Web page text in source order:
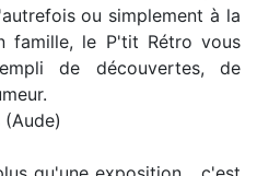
ou simplement à la
famille, le P'tit Rétro vous
de découvertes, de